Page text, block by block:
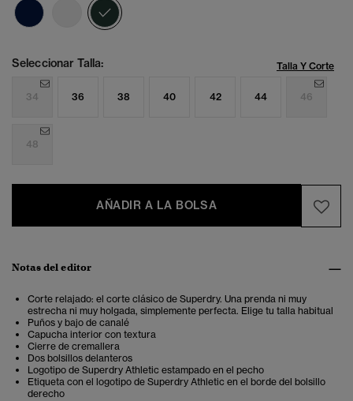
Seleccionar Talla: Talla Y Corte
34 36 38 40 42 44 46
48
AÑADIR A LA BOLSA
Notas del editor
Corte relajado: el corte clásico de Superdry. Una prenda ni muy
estrecha ni muy holgada, simplemente perfecta. Elige tu talla habitual
Puños y bajo de canalé
Capucha interior con textura
Cierre de cremallera
Dos bolsillos delanteros
Logotipo de Superdry Athletic estampado en el pecho
Etiqueta con el logotipo de Superdry Athletic en el borde del bolsillo
derecho